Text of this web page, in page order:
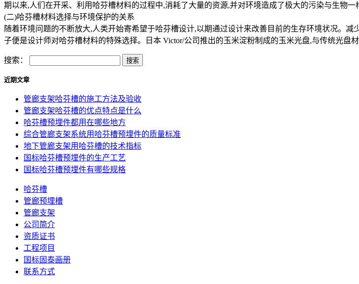
期以来,人们在开采、利用哈芬槽材料的过程中,消耗了大量的资源,并对环境造成了极大的污染与生物一
(二)哈芬槽材料选择与环境保护的关系
随着环境问题的不断放大,人类开始寄希望于哈芬槽设计,以期通过设计来改善目前的生存环境状况。
子便是设计师对哈芬槽材料的特殊选择。日本 Victor/公司推出的玉米淀粉制成的玉米光盘,与传统光盘
搜索：
近期文章
管廊支架哈芬槽的施工方法及验收
管廊支架哈芬槽的优点特点是什么
哈芬槽预埋件都用在哪些地方
综合管廊支架系统用哈芬槽预埋件的质量标准
地下管廊支架用哈芬槽的技术指标
国标哈芬槽预埋件的生产工艺
国标哈芬槽预埋件有哪些规格
哈芬槽
管廊预埋槽
管廊支架
公司简介
资质证书
工程项目
国标固泰画册
联系方式